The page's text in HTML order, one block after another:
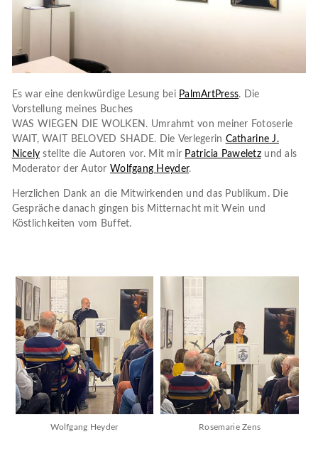
Es war eine denkwürdige Lesung bei PalmArtPress. Die
Vorstellung meines Buches
WAS WIEGEN DIE WOLKEN. Umrahmt von meiner Fotoserie
WAIT, WAIT BELOVED SHADE. Die Verlegerin Catharine J.
Nicely stellte die Autoren vor. Mit mir Patricia Paweletz und als
Moderator der Autor Wolfgang Heyder.
Herzlichen Dank an die Mitwirkenden und das Publikum. Die
Gespräche danach gingen bis Mitternacht mit Wein und
Köstlichkeiten vom Buffet.
Wolfgang Heyder Rosemarie Zens